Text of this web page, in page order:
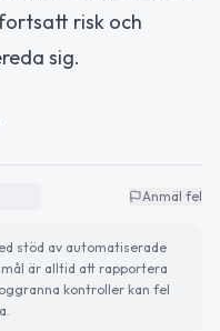
risk och
sig.
Anmäl fel
stöd av automatiserade
är alltid att rapportera
kontroller kan fel